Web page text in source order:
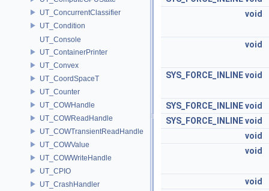
UT_ConcurrentClassifier
UT_Condition
UT_Console
UT_ContainerPrinter
UT_Convex
UT_CoordSpaceT
UT_Counter
UT_COWHandle
UT_COWReadHandle
UT_COWTransientReadHandle
UT_COWValue
UT_COWWriteHandle
UT_CPIO
UT_CrashHandler
void
void
SYS_FORCE_INLINEvoid
SYS_FORCE_INLINEvoid
SYS_FORCE_INLINEvoid
void
void
void